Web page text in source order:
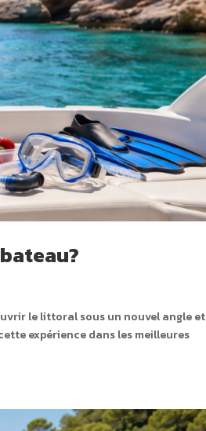
le littoral sous un nouvel angle et
expérience dans les meilleures